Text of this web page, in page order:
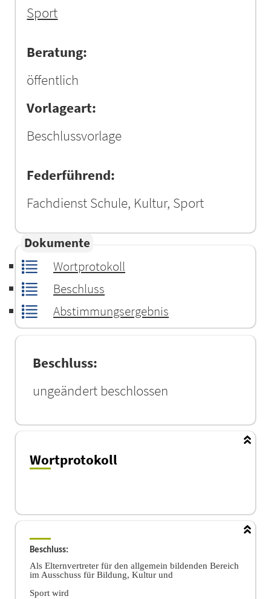
Sport
Beratung:
öffentlich
Vorlageart:
Beschlussvorlage
Federführend:
Fachdienst Schule, Kultur, Sport
Dokumente
Wortprotokoll
Beschluss
Abstimmungsergebnis
Beschluss:
ungeändert beschlossen
Wortprotokoll
Beschluss:
Als Elternvertreter für den allgemein bildenden Bereich
im Ausschuss für Bildung, Kultur und
Sport wird